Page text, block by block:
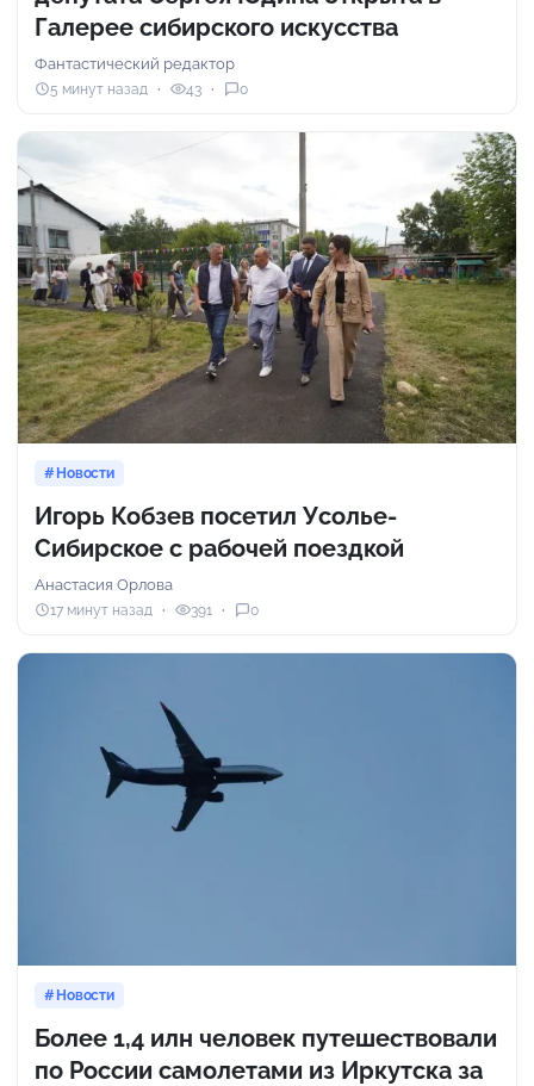
Галерее сибирского искусства
Фантастический редактор
5 минут назад 43 0
Новости
Игорь Кобзев посетил Усолье-
Сибирское с рабочей поездкой
Анастасия Орлова
17 минут назад 391 0
Новости
Более 1,4 илн человек путешествовали
по России самолетами из Иркутска за